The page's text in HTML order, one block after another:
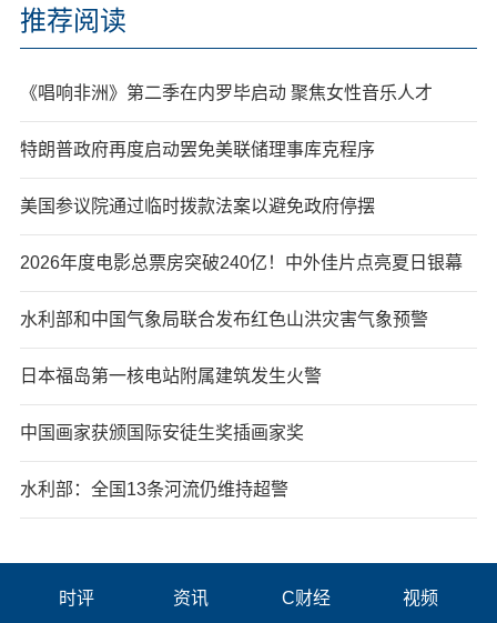
推荐阅读
《唱响非洲》第二季在内罗毕启动 聚焦女性音乐人才
特朗普政府再度启动罢免美联储理事库克程序
美国参议院通过临时拨款法案以避免政府停摆
2026年度电影总票房突破240亿！中外佳片点亮夏日银幕
水利部和中国气象局联合发布红色山洪灾害气象预警
日本福岛第一核电站附属建筑发生火警
中国画家获颁国际安徒生奖插画家奖
水利部：全国13条河流仍维持超警
时评 资讯 C财经 视频